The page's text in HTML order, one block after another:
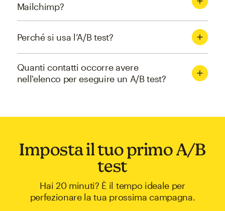
Mailchimp?
Perché si usa l’A/B test?
Quanti contatti occorre avere
nell'elenco per eseguire un A/B test?
Imposta il tuo primo A/B
test
Hai 20 minuti? È il tempo ideale per
perfezionare la tua prossima campagna.